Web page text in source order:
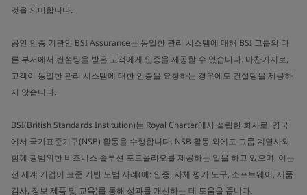
것을 의미합니다.
공인 인증 기관인 BSI Assurance는 동일한 관리 시스템에 대해 BSI 그룹의 다
른 부서에서 컨설팅을 받은 고객에게 인증을 제공할 수 없습니다. 마찬가지로,
고객이 동일한 관리 시스템에 대한 인증을 요청하는 경우에도 컨설팅을 제공하
지 않습니다.
BSI(British Standards Institution)는 Royal Charter에서 설립한 회사로, 영국
에서 국가표준기구(NSB) 활동을 수행합니다. NSB 활동 외에도 그룹 계열사와
함께 광범위한 비즈니스 솔루션 포트폴리오를 제공하는 일을 하고 있으며, 이는
전 세계 기업이 표준 기반 모범 사례(예: 인증, 자체 평가 도구, 소프트웨어, 제품
검사, 정보 제품 및 교육)를 통해 성과를 개선하는 데 도움을 줍니다.